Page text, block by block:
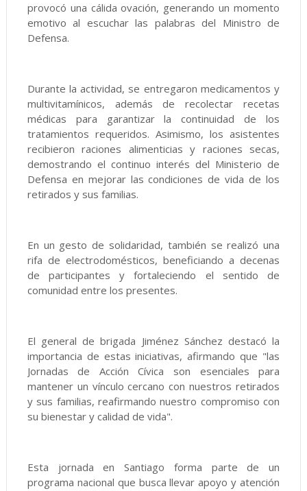
provocó una cálida ovación, generando un momento
emotivo al escuchar las palabras del Ministro de
Defensa.
Durante la actividad, se entregaron medicamentos y
multivitamínicos, además de recolectar recetas
médicas para garantizar la continuidad de los
tratamientos requeridos. Asimismo, los asistentes
recibieron raciones alimenticias y raciones secas,
demostrando el continuo interés del Ministerio de
Defensa en mejorar las condiciones de vida de los
retirados y sus familias.
En un gesto de solidaridad, también se realizó una
rifa de electrodomésticos, beneficiando a decenas
de participantes y fortaleciendo el sentido de
comunidad entre los presentes.
El general de brigada Jiménez Sánchez destacó la
importancia de estas iniciativas, afirmando que "las
Jornadas de Acción Cívica son esenciales para
mantener un vínculo cercano con nuestros retirados
y sus familias, reafirmando nuestro compromiso con
su bienestar y calidad de vida".
Esta jornada en Santiago forma parte de un
programa nacional que busca llevar apoyo y atención